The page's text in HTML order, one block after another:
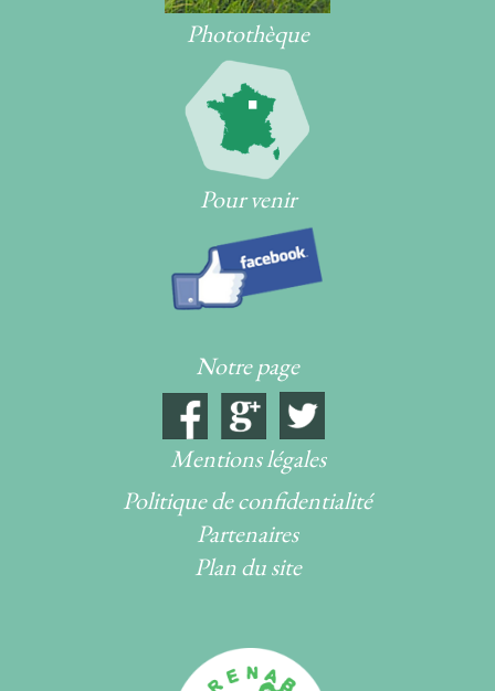
Photothèque
Pour venir
Notre page
Mentions légales
Politique de confidentialité
Partenaires
Plan du site